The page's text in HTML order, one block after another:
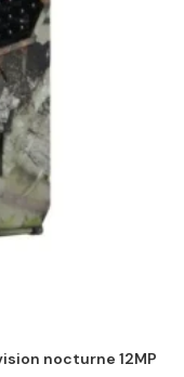
nocturne 12MP